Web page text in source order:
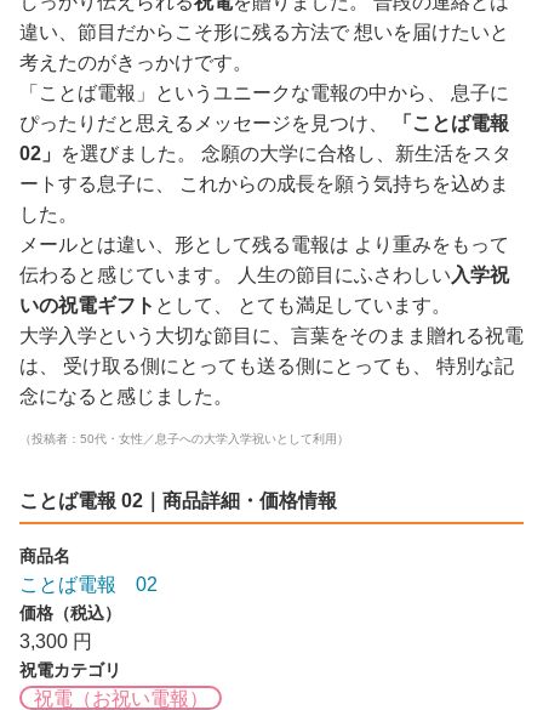
違い、節目だからこそ形に残る方法で 想いを届けたいと
考えたのがきっかけです。
「ことば電報」というユニークな電報の中から、 息子に
ぴったりだと思えるメッセージを見つけ、
「ことば電報
02」
を選びました。 念願の大学に合格し、新生活をスタ
ートする息子に、 これからの成長を願う気持ちを込めま
した。
メールとは違い、形として残る電報は より重みをもって
伝わると感じています。 人生の節目にふさわしい 入学祝
いの祝電ギフト として、 とても満足しています。
大学入学という大切な節目に、言葉をそのまま贈れる祝電
は、 受け取る側にとっても送る側にとっても、 特別な記
念になると感じました。
（投稿者：50代・女性／息子への大学入学祝いとして利用）
ことば電報 02｜商品詳細・価格情報
商品名
ことば電報 02
価格（税込）
3,300 円
祝電カテゴリ
祝電（お祝い電報）